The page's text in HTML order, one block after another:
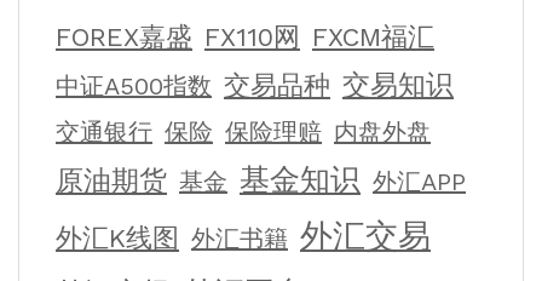
FOREX嘉盛 FX110网 FXCM福汇
中证A500指数 交易品种 交易知识
交通银行 保险 保险理赔 内盘外盘
原油期货 基金 基金知识 外汇APP
外汇K线图 外汇书籍 外汇交易